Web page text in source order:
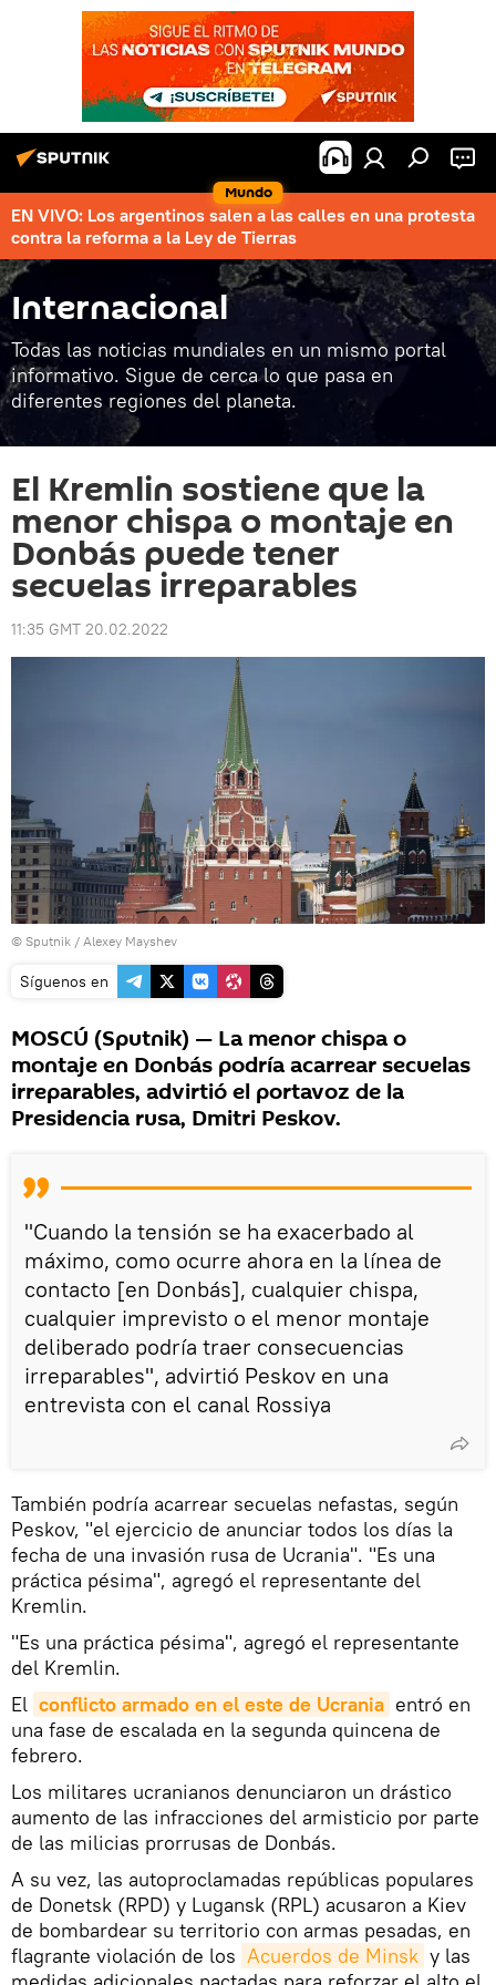
Mundo
EN VIVO: Los argentinos salen a las calles en una protesta
contra la reforma a la Ley de Tierras
Internacional
Todas las noticias mundiales en un mismo portal
informativo. Sigue de cerca lo que pasa en
diferentes regiones del planeta.
El Kremlin sostiene que la
menor chispa o montaje en
Donbás puede tener
secuelas irreparables
11:35 GMT 20.02.2022
© Sputnik / Alexey Mayshev
Síguenos en
MOSCÚ (Sputnik) — La menor chispa o
montaje en Donbás podría acarrear secuelas
irreparables, advirtió el portavoz de la
Presidencia rusa, Dmitri Peskov.
"Cuando la tensión se ha exacerbado al
máximo, como ocurre ahora en la línea de
contacto [en Donbás], cualquier chispa,
cualquier imprevisto o el menor montaje
deliberado podría traer consecuencias
irreparables", advirtió Peskov en una
entrevista con el canal Rossiya
También podría acarrear secuelas nefastas, según
Peskov, "el ejercicio de anunciar todos los días la
fecha de una invasión rusa de Ucrania". "Es una
práctica pésima", agregó el representante del
Kremlin.
"Es una práctica pésima", agregó el representante
del Kremlin.
El conflicto armado en el este de Ucrania entró en
una fase de escalada en la segunda quincena de
febrero.
Los militares ucranianos denunciaron un drástico
aumento de las infracciones del armisticio por parte
de las milicias prorrusas de Donbás.
A su vez, las autoproclamadas repúblicas populares
de Donetsk (RPD) y Lugansk (RPL) acusaron a Kiev
de bombardear su territorio con armas pesadas, en
flagrante violación de los Acuerdos de Minsk y las